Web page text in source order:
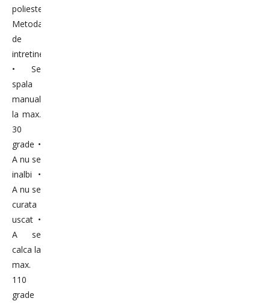
poliester
Metoda
de
intretinere:
• Se
spala
manual
la max.
30
grade •
A nu se
inalbi •
A nu se
curata
uscat •
A se
calca la
max.
110
grade